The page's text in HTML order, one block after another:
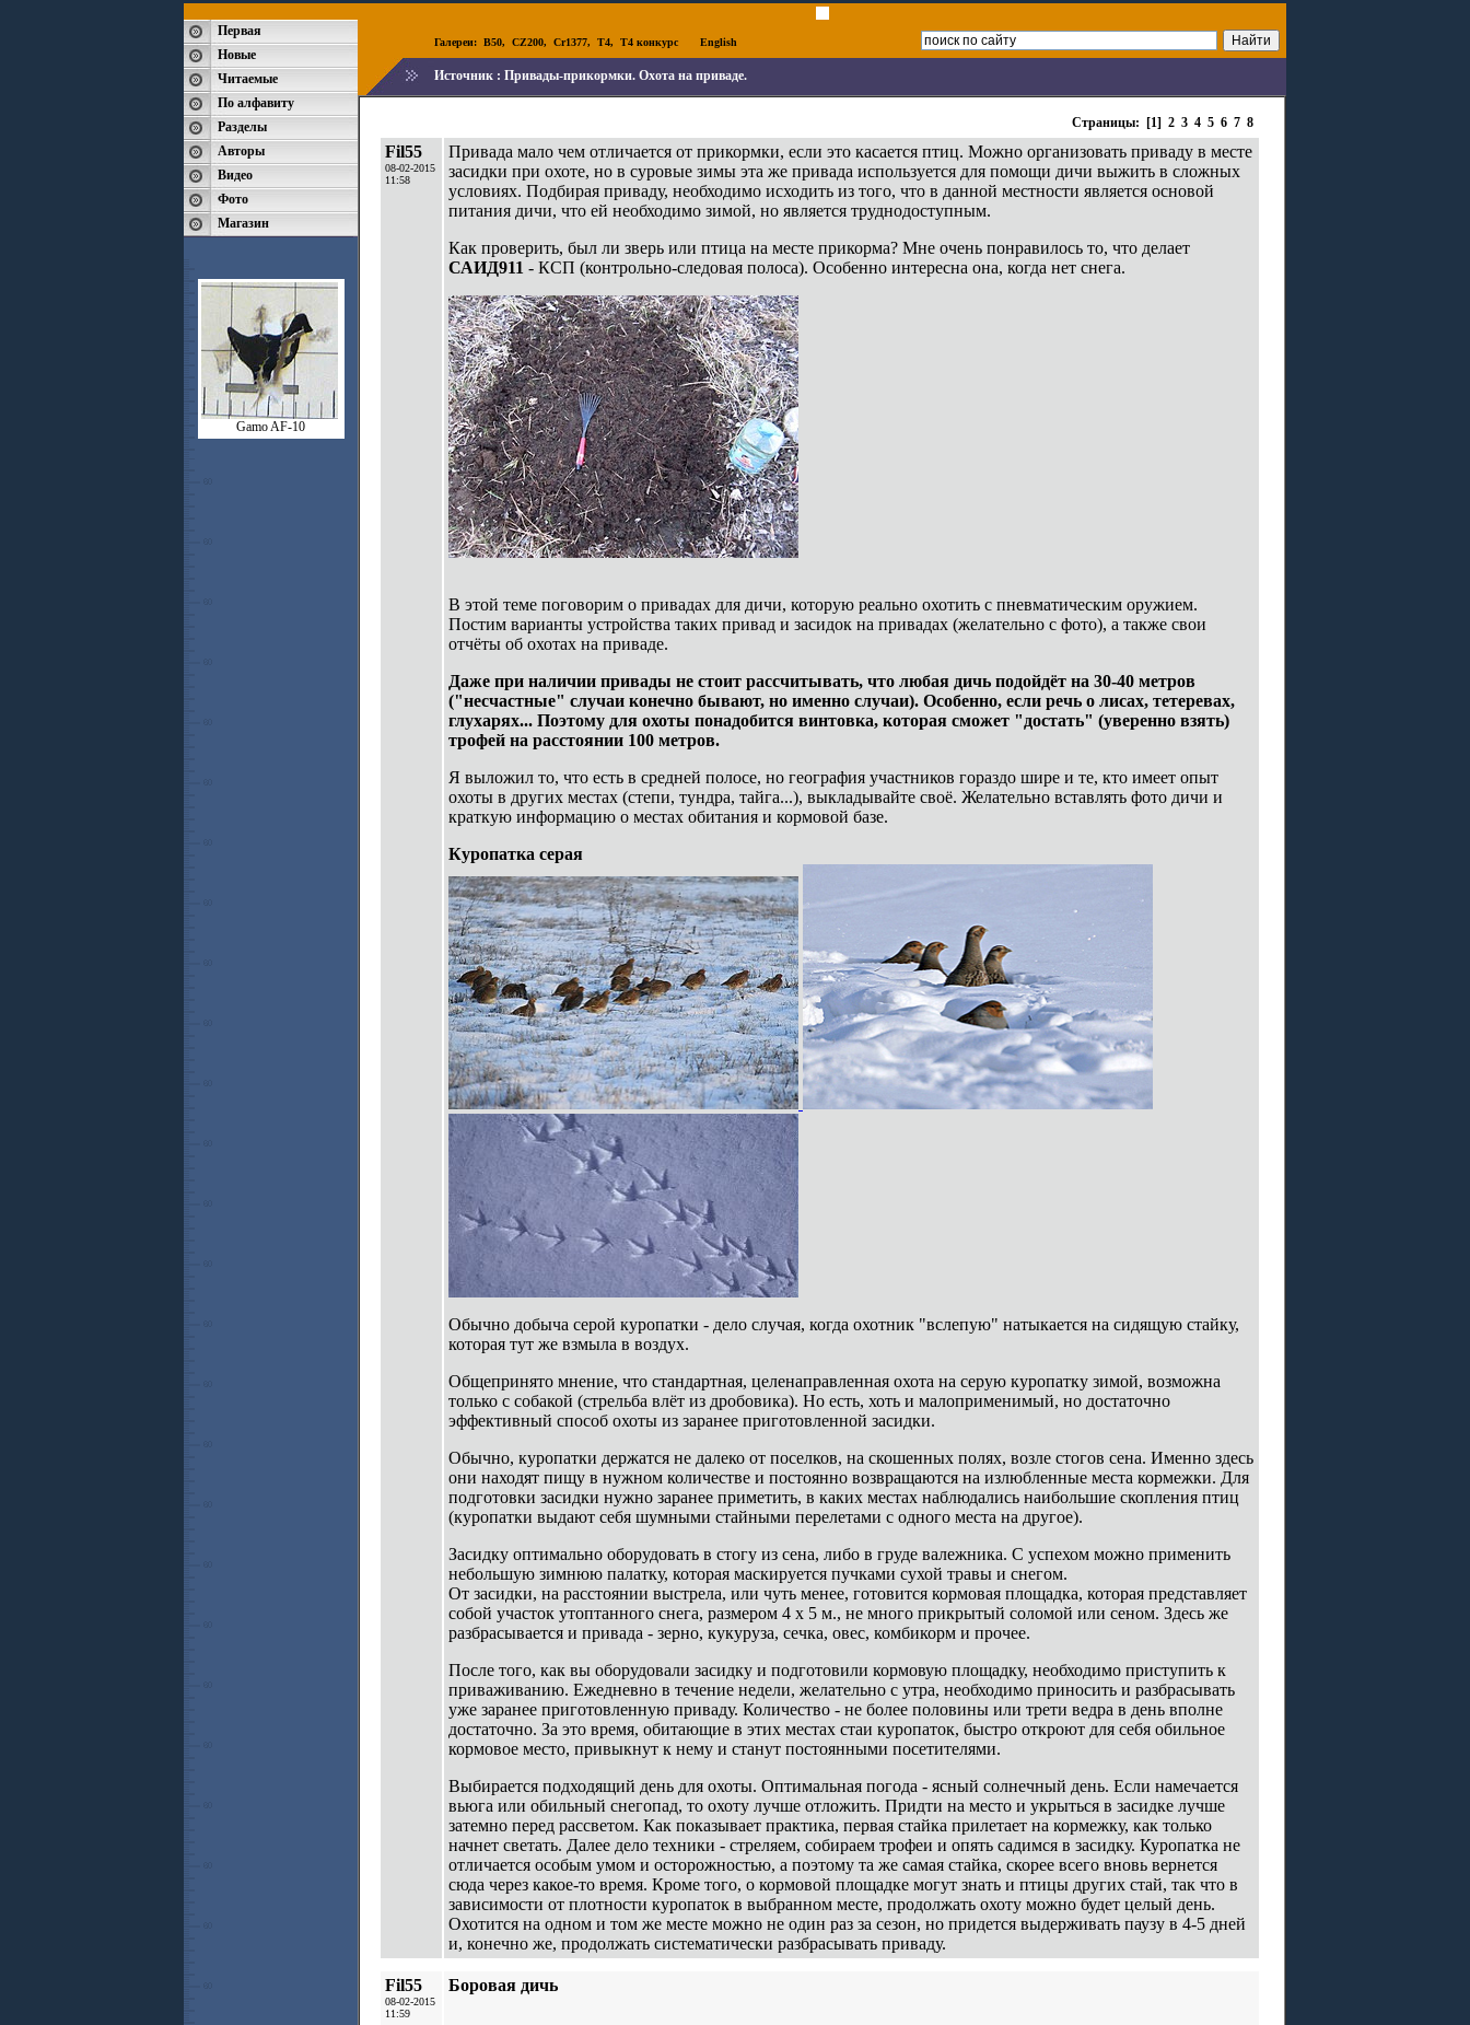
Первая
Новые
Читаемые
По алфавиту
Разделы
Авторы
Видео
Фото
Магазин
Gamo AF-10
Галереи: B50, CZ200, Cr1377, T4, T4 конкурс English
Источник : Привады-прикормки. Охота на приваде.
Страницы: [1] 2 3 4 5 6 7 8
Fil55
08-02-2015
11:58
Привада мало чем отличается от прикормки, если это касается птиц. Можно организовать приваду в месте
засидки при охоте, но в суровые зимы эта же привада используется для помощи дичи выжить в сложных
условиях. Подбирая приваду, необходимо исходить из того, что в данной местности является основой
питания дичи, что ей необходимо зимой, но является труднодоступным.
Как проверить, был ли зверь или птица на месте прикорма? Мне очень понравилось то, что делает
САИД911 - КСП (контрольно-следовая полоса). Особенно интересна она, когда нет снега.
В этой теме поговорим о привадах для дичи, которую реально охотить с пневматическим оружием.
Постим варианты устройства таких привад и засидок на привадах (желательно с фото), а также свои
отчёты об охотах на приваде.
Даже при наличии привады не стоит рассчитывать, что любая дичь подойдёт на 30-40 метров
("несчастные" случаи конечно бывают, но именно случаи). Особенно, если речь о лисах, тетеревах,
глухарях... Поэтому для охоты понадобится винтовка, которая сможет "достать" (уверенно взять)
трофей на расстоянии 100 метров.
Я выложил то, что есть в средней полосе, но география участников гораздо шире и те, кто имеет опыт
охоты в других местах (степи, тундра, тайга...), выкладывайте своё. Желательно вставлять фото дичи и
краткую информацию о местах обитания и кормовой базе.
Куропатка серая
Обычно добыча серой куропатки - дело случая, когда охотник "вслепую" натыкается на сидящую стайку,
которая тут же взмыла в воздух.
Общепринято мнение, что стандартная, целенаправленная охота на серую куропатку зимой, возможна
только с собакой (стрельба влёт из дробовика). Но есть, хоть и малоприменимый, но достаточно
эффективный способ охоты из заранее приготовленной засидки.
Обычно, куропатки держатся не далеко от поселков, на скошенных полях, возле стогов сена. Именно здесь
они находят пищу в нужном количестве и постоянно возвращаются на излюбленные места кормежки. Для
подготовки засидки нужно заранее приметить, в каких местах наблюдались наибольшие скопления птиц
(куропатки выдают себя шумными стайными перелетами с одного места на другое).
Засидку оптимально оборудовать в стогу из сена, либо в груде валежника. С успехом можно применить
небольшую зимнюю палатку, которая маскируется пучками сухой травы и снегом.
От засидки, на расстоянии выстрела, или чуть менее, готовится кормовая площадка, которая представляет
собой участок утоптанного снега, размером 4 х 5 м., не много прикрытый соломой или сеном. Здесь же
разбрасывается и привада - зерно, кукуруза, сечка, овес, комбикорм и прочее.
После того, как вы оборудовали засидку и подготовили кормовую площадку, необходимо приступить к
приваживанию. Ежедневно в течение недели, желательно с утра, необходимо приносить и разбрасывать
уже заранее приготовленную приваду. Количество - не более половины или трети ведра в день вполне
достаточно. За это время, обитающие в этих местах стаи куропаток, быстро откроют для себя обильное
кормовое место, привыкнут к нему и станут постоянными посетителями.
Выбирается подходящий день для охоты. Оптимальная погода - ясный солнечный день. Если намечается
вьюга или обильный снегопад, то охоту лучше отложить. Придти на место и укрыться в засидке лучше
затемно перед рассветом. Как показывает практика, первая стайка прилетает на кормежку, как только
начнет светать. Далее дело техники - стреляем, собираем трофеи и опять садимся в засидку. Куропатка не
отличается особым умом и осторожностью, а поэтому та же самая стайка, скорее всего вновь вернется
сюда через какое-то время. Кроме того, о кормовой площадке могут знать и птицы других стай, так что в
зависимости от плотности куропаток в выбранном месте, продолжать охоту можно будет целый день.
Охотится на одном и том же месте можно не один раз за сезон, но придется выдерживать паузу в 4-5 дней
и, конечно же, продолжать систематически разбрасывать приваду.
Fil55
08-02-2015
11:59
Боровая дичь